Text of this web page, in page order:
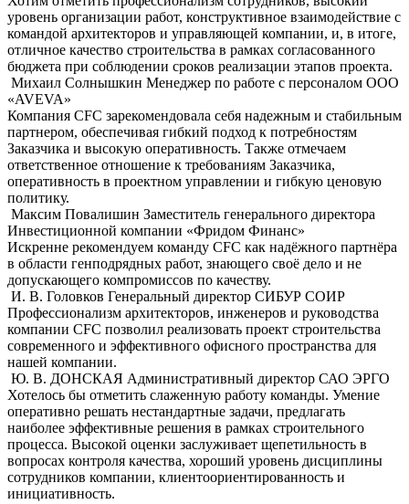
уровень организации работ, конструктивное взаимодействие с
командой архитекторов и управляющей компании, и, в итоге,
отличное качество строительства в рамках согласованного
бюджета при соблюдении сроков реализации этапов проекта.
Михаил Солнышкин Менеджер по работе с персоналом ООО
«AVEVA»
Компания CFC зарекомендовала себя надежным и стабильным
партнером, обеспечивая гибкий подход к потребностям
Заказчика и высокую оперативность. Также отмечаем
ответственное отношение к требованиям Заказчика,
оперативность в проектном управлении и гибкую ценовую
политику.
Максим Повалишин Заместитель генерального директора
Инвестиционной компании «Фридом Финанс»
Искренне рекомендуем команду CFC как надёжного партнёра
в области генподрядных работ, знающего своё дело и не
допускающего компромиссов по качеству.
И. В. Головков Генеральный директор СИБУР СОИР
Профессионализм архитекторов, инженеров и руководства
компании CFC позволил реализовать проект строительства
современного и эффективного офисного пространства для
нашей компании.
Ю. В. ДОНСКАЯ Административный директор САО ЭРГО
Хотелось бы отметить слaженную работу команды. Умение
оперативно решать нестандартные задачи, предлагать
наиболее эффективные решения в рамках строительного
процесса. Высокой оценки заслуживает щепетильность в
вопросах контроля качества, хороший уровень дисциплины
сотрудников компании, клиентоориентированность и
инициативность.